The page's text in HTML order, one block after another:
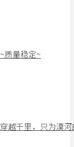
质量稳定~
越千里，只为漠河